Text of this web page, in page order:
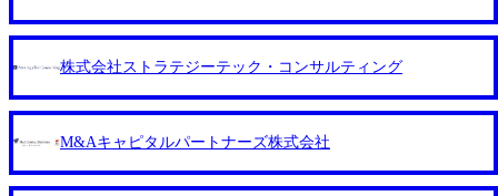
ッフ ・看護師や保育士、介護士 ・保険代理店営業 ・福祉用
用実績の一例 ・通信業界大手エリアマネージャー ・ヘルス
ケア特化戦略コンサルタント ・輸入車の販売営業 ・証券会
社営業 ・人材紹介営業
株式会社ストラテジーテック・コンサルティング
M&Aキャピタルパートナーズ株式会社